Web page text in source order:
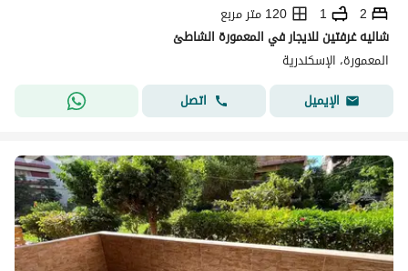
2
1
120 متر مربع
شاليه غرفتين للايجار في المعمورة الشاطئ
المعمورة، الإسكندرية
الإيميل
اتصل